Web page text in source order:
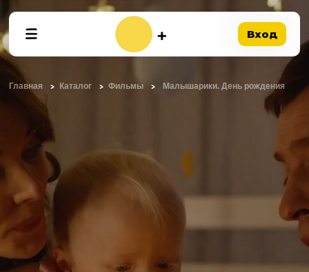
Вход
Главная Каталог Фильмы Малышарики. День рождения